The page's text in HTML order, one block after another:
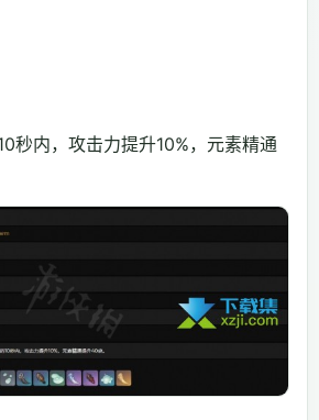
秒内，攻击力提升10%，元素精通